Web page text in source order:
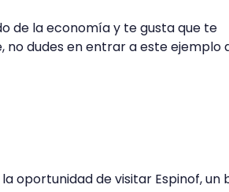
de la economía y te gusta que te
no dudes en entrar a este ejemplo
oportunidad de visitar Espinof, un